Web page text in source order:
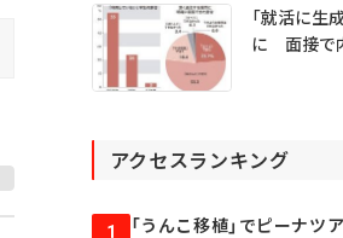
「就活に生
に 面接で
アクセスランキング
1
「うんこ移植」でピーナツ